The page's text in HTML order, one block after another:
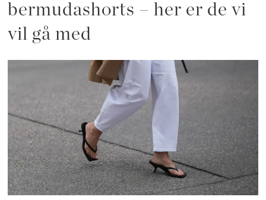
bermudashorts – her er de vi
vil gå med